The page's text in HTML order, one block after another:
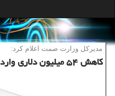
مدیركل وزارت صمت اعلام كرد:
كاهش ۵۴ میلیون دلاری واردات مودم